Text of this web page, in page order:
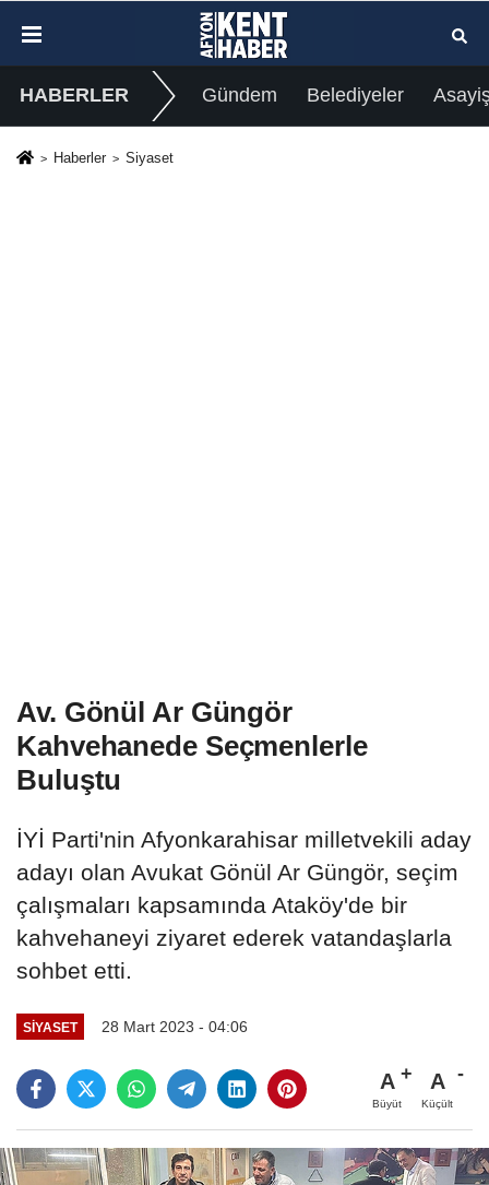
HABERLER Gündem Belediyeler
Haberler Siyaset
Av. Gönül Ar Güngör
Kahvehanede Seçmenlerle
Buluştu
İYİ Parti'nin Afyonkarahisar milletvekili aday
adayı olan Avukat Gönül Ar Güngör, seçim
çalışmaları kapsamında Ataköy'de bir
kahvehaneyi ziyaret ederek vatandaşlarla
sohbet etti.
SIYASET 28 Mart 2023 - 04:06
A
Büyüt
A
Küçült